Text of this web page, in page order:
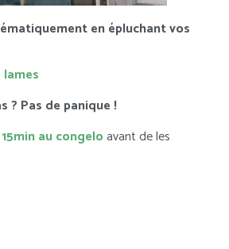
en épluchant vos
? Pas de panique !
15min au congeloavant de les